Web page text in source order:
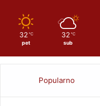
32 ℃
pet
32 ℃
sub
Popularno